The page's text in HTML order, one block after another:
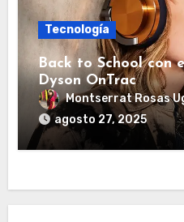
Tecnología
Back to School con
Dyson OnTrac
Montserrat Rosas
agosto 27, 2025